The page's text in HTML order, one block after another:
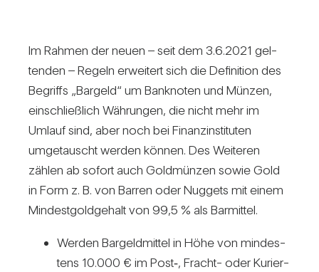
Im Rahmen der neuen – seit dem 3.6.2021 gel­
tenden – Regeln erwei­tert sich die Defi­ni­tion des
Begriffs „Bar­geld“ um Bank­noten und Münzen,
ein­schließ­lich Wäh­rungen, die nicht mehr im
Umlauf sind, aber noch bei Finanz­in­sti­tuten
umge­tauscht werden können. Des Wei­teren
zählen ab sofort auch Gold­münzen sowie Gold
in Form z. B. von Barren oder Nug­gets mit einem
Min­dest­gold­ge­halt von 99,5 % als Bar­mittel.
Werden Bar­geld­mittel in Höhe von min­des­
tens 10.000 € im Post‑, Fracht- oder Kurier­